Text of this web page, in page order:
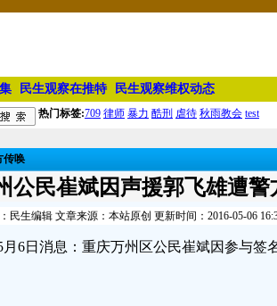
民生观察在推特 民生观察维权动态
热门标签:709 律师 暴力 酷刑 虐待 秋雨教会 test
传唤
公民崔斌因声援郭飞雄遭警
民生编辑 文章来源：本站原创 更新时间：2016-05-06
月6日消息：重庆万州区公民崔斌因参与签